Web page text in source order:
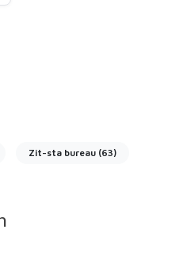
Zit-sta bureau (63)